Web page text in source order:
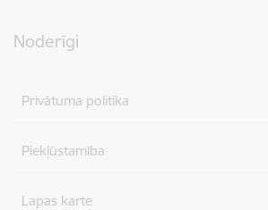
Noderīgi
Privātuma politika
Piekļūstamība
Lapas karte